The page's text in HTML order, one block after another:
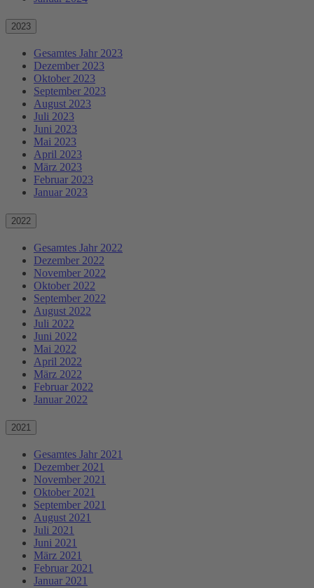
2023
Gesamtes Jahr 2023
Dezember 2023
Oktober 2023
September 2023
August 2023
Juli 2023
Juni 2023
Mai 2023
April 2023
März 2023
Februar 2023
Januar 2023
2022
Gesamtes Jahr 2022
Dezember 2022
November 2022
Oktober 2022
September 2022
August 2022
Juli 2022
Juni 2022
Mai 2022
April 2022
März 2022
Februar 2022
Januar 2022
2021
Gesamtes Jahr 2021
Dezember 2021
November 2021
Oktober 2021
September 2021
August 2021
Juli 2021
Juni 2021
März 2021
Februar 2021
Januar 2021